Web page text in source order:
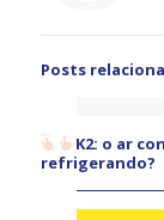
Posts
K2: o ar
refrigerando?